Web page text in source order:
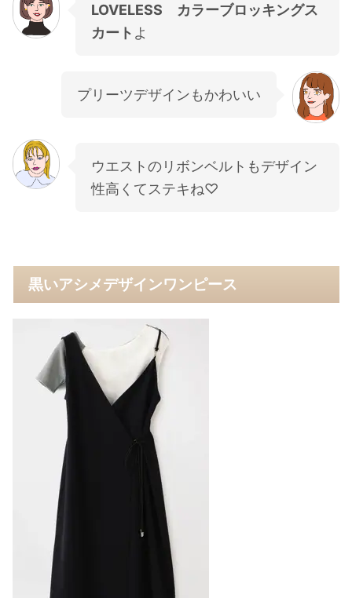
LOVELESS カラーブロッキングス
カート よ
プリーツデザインもかわいい
ウエストのリボンベルトもデザイン
性高くてステキね♡
黒いアシメデザインワンピース